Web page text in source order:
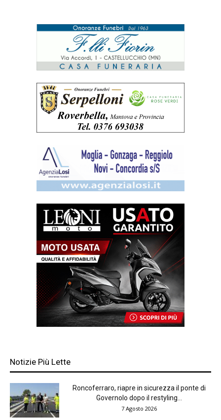
Notizie Più Lette
Roncoferraro, riapre in sicurezza il ponte di
Governolo dopo il restyling...
7 Agosto 2026